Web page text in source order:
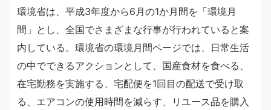
環境省は、平成3年度から6月の1か月間を「環境月
間」とし、全国でさまざまな行事が行われていると案
内している。環境省の環境月間ページでは、日常生活
の中でできるアクションとして、国産食材を食べる、
在宅勤務を実施する、宅配便を1回目の配送で受け取
る、エアコンの使用時間を減らす、リユース品を購入